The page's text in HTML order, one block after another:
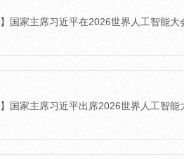
】国家主席习近平在2026世界人工智能
】国家主席习近平出席2026世界人工智